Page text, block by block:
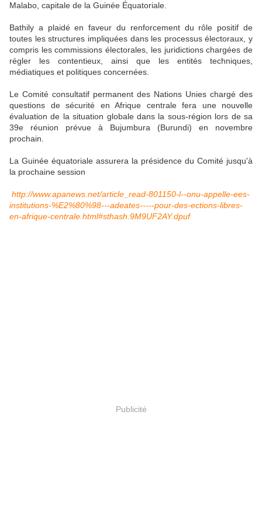
Malabo, capitale de la Guinée Équatoriale.
Bathily a plaidé en faveur du renforcement du rôle positif de
toutes les structures impliquées dans les processus électoraux, y
compris les commissions électorales, les juridictions chargées de
régler les contentieux, ainsi que les entités techniques,
médiatiques et politiques concernées.
Le Comité consultatif permanent des Nations Unies chargé des
questions de sécurité en Afrique centrale fera une nouvelle
évaluation de la situation globale dans la sous-région lors de sa
39e réunion prévue à Bujumbura (Burundi) en novembre
prochain.
La Guinée équatoriale assurera la présidence du Comité jusqu'à
la prochaine session
http://www.apanews.net/article_read-801150-l--onu-appelle-ees-
institutions-%E2%80%98---adeates-----pour-des-ections-libres-
en-afrique-centrale.html#sthash.9M9UF2AY.dpuf
Publicité